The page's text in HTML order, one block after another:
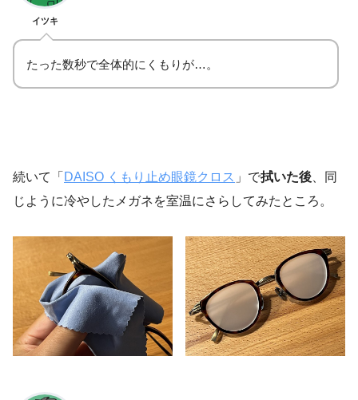
イツキ
たった数秒で全体的にくもりが…。
続いて「 DAISO くもり止め眼鏡クロス 」で拭いた後、同
じように冷やしたメガネを室温にさらしてみたところ。